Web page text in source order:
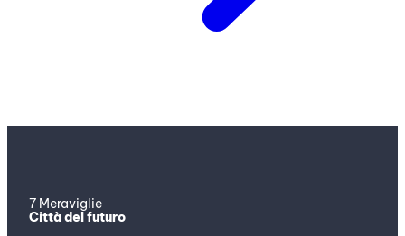
7 Meraviglie
Città del futuro